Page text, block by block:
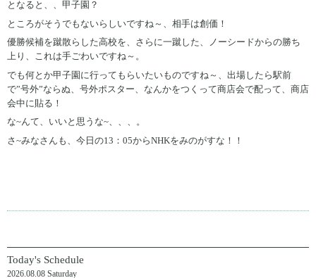
となると、、甲子園？
ところがそうでもないらしいですね～、相手は創価！
優勝候補を蹴散らした高校を、さらに一蹴した、ノーシードからの勝ち
上り、これは手ごわいですね～。
でも何とか甲子園に行ってもらいたいものですね～、出場したら駅前
で”号外”ならぬ、号外ポスター、なんかをつくって商店会で配って、商店
会中に貼る！
な~んて、いいと思うな~、、、。
さ~みなさんも、今日の13：05からNHKをみのがすな！！
Today's Schedule
2026.08.08 Saturday